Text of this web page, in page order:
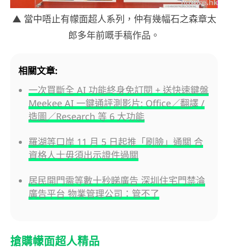
▲ 當中唔止有幪面超人系列，仲有幾幅石之森章太
郎多年前嘅手稿作品。
相關文章:
一次買斷全 AI 功能終身免訂閱 + 送快速鍵盤
Meekee AI 一鍵通評測影片: Office／翻譯 /
造圖／Research 等 6 大功能
羅湖等口岸 11 月 5 日起推「刷臉」通關 合
資格人士毋須出示證件過關
居民開門需等數十秒睇廣告 深圳住宅門禁淪
廣告平台 物業管理公司：管不了
搶購幪面超人精品